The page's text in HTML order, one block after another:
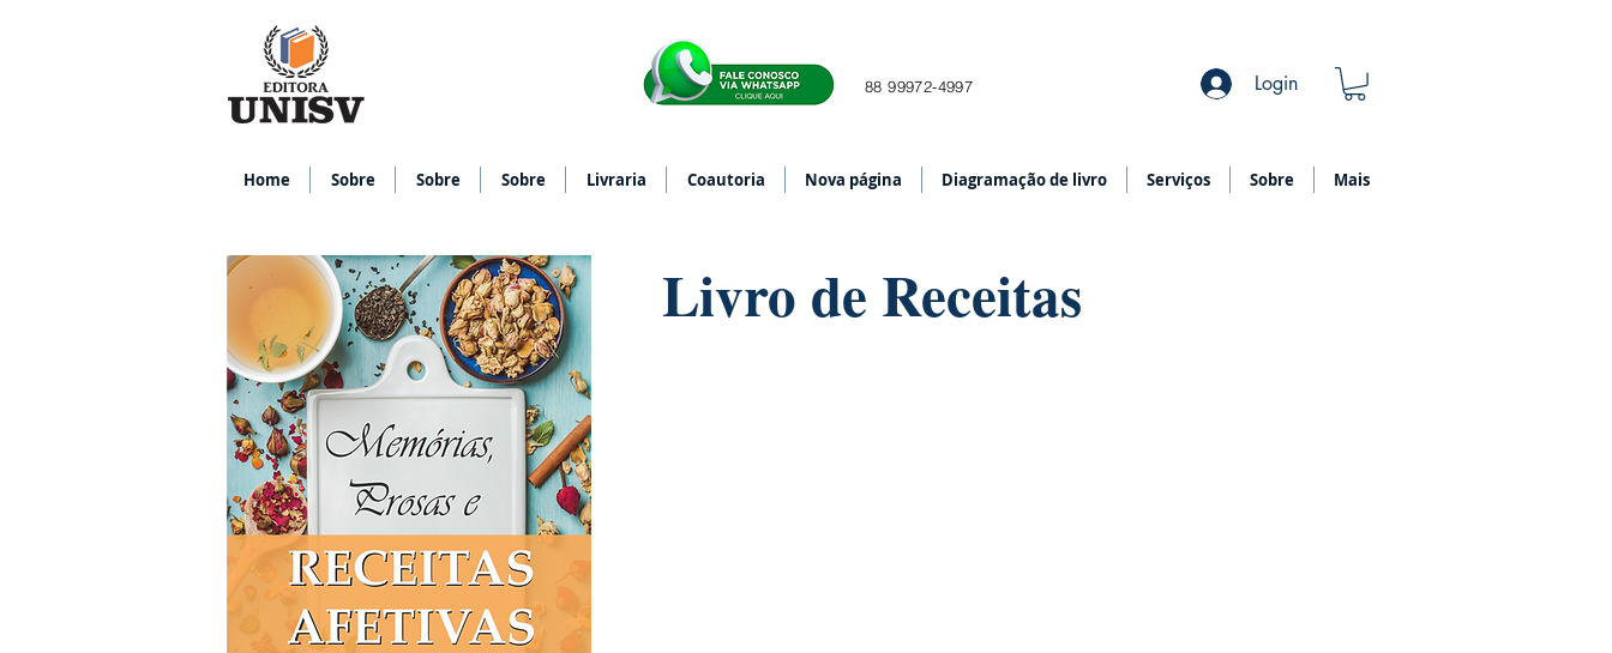
88 99972-4997 Login
Home Sobre Sobre Sobre Livraria Coautoria Nova página Diagramação de livro Serviços Sobre Mais
Livro de Receitas